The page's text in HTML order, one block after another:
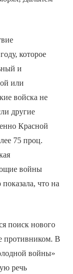
которое
и
или
войска не
другие
Красной
75 проц.
войны
что на
поиск нового
противником. В
войны»
речь